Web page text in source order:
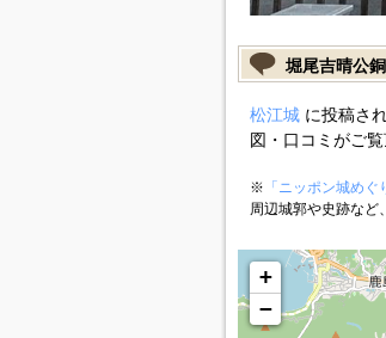
堀尾吉晴公
松江城に投稿さ
図・口コミがご覧
※ 「ニッポン城めぐ
周辺城郭や史跡など
+
−